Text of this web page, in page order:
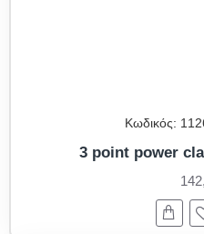
Κωδικός:
3 point power